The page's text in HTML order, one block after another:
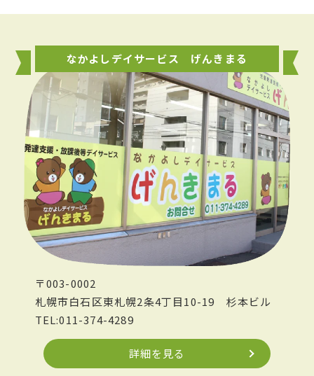
なかよしデイサービス げんきまる
〒003-0002
札幌市白石区東札幌2条4丁目10-19 杉本ビル
TEL:011-374-4289
詳細を見る